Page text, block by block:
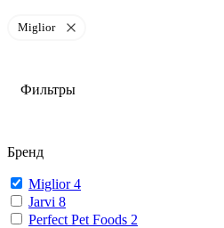
Miglior
Фильтры
Бренд
Miglior4
Jarvi 8
Perfect Pet Foods 2